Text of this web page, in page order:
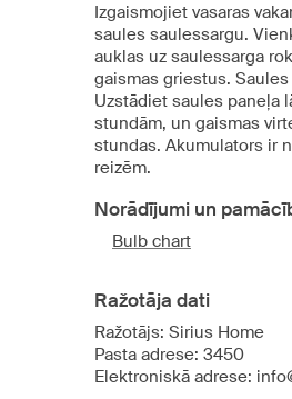
Izgaismojiet vasaras
saules saulessargu.
auklas uz saulessarga
gaismas griestus.
Uzstādiet saules paneļa
stundām, un gaismas
stundas. Akumulators ir
reizēm.
Norādījumi un
Bulb chart
Ražotāja dati
Ražotājs: Sirius Home
Pasta adrese: 3450
Elektroniskā adrese: